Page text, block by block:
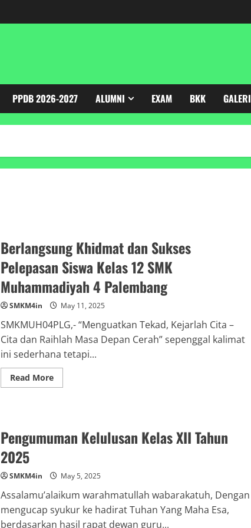
PPDB 2026-2027 ALUMNI EXAM BKK GALERI
Berlangsung Khidmat dan Sukses
Pelepasan Siswa Kelas 12 SMK
Muhammadiyah 4 Palembang
SMKM4in May 11, 2025
SMKMUH04PLG,- “Menguatkan Tekad, Kejarlah Cita –
Cita dan Raihlah Masa Depan Cerah” sepenggal kalimat
ini sederhana tetapi...
Read MoreRead
more
Pelepasan
Siswa
Muhammadiyah
Palembang
Pengumuman Kelulusan Kelas XII Tahun
2025
SMKM4in May 5, 2025
Assalamu’alaikum warahmatullah wabarakatuh, Dengan
mengucap syukur ke hadirat Tuhan Yang Maha Esa,
berdasarkan hasil rapat dewan guru...